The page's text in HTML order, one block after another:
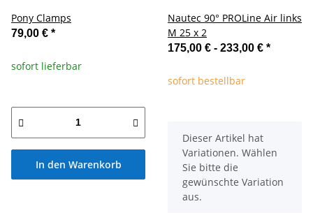
Pony Clamps
79,00 € *
sofort lieferbar
In den Warenkorb
Nautec 90° PROLine Air links
M 25 x 2
175,00 € - 233,00 € *
sofort bestellbar
x
Dieser Artikel hat
Variationen. Wählen
Sie bitte die
gewünschte Variation
aus.